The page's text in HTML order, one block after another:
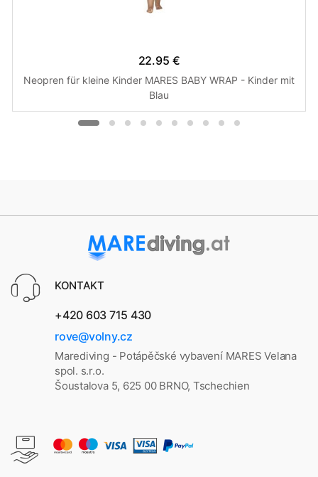
22.95 €
Neopren für kleine Kinder MARES BABY WRAP - Kinder mit
Blau
KONTAKT
+420 603 715 430
rove@volny.cz
Marediving - Potápěčské vybavení MARES Velana
spol. s.r.o.
Šoustalova 5, 625 00 BRNO, Tschechien